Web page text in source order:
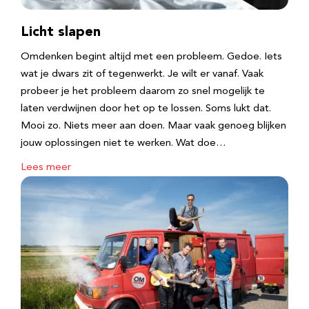
Licht slapen
Omdenken begint altijd met een probleem. Gedoe. Iets
wat je dwars zit of tegenwerkt. Je wilt er vanaf. Vaak
probeer je het probleem daarom zo snel mogelijk te
laten verdwijnen door het op te lossen. Soms lukt dat.
Mooi zo. Niets meer aan doen. Maar vaak genoeg blijken
jouw oplossingen niet te werken. Wat doe…
Lees meer